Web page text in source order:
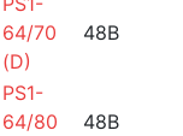
64/70
(D)
48B
PS1-
64/80
48В